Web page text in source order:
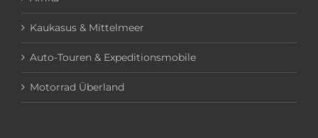
Kaukasus & Mittelmeer
Auto-Touren & Expeditionsmobile
Motorrad Überland